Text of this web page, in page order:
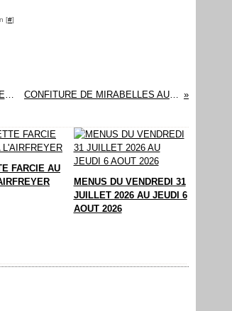
[#]
MENUS DU VENDREDI 10 OCTOBRE 2025 AU JEUDI 16 OCTOBRE 2025 CONFITURE DE MIRABELLES AU TM
FARCIE AU
MENUS DU VENDREDI 31
JUILLET 2026 AU JEUDI 6
AOUT 2026